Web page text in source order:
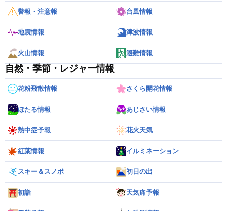
警報・注意報 台風情報
地震情報 津波情報
火山情報 避難情報
自然・季節・レジャー情報
花粉飛散情報 さくら開花情報
ほたる情報 あじさい情報
熱中症予報 花火天気
紅葉情報 イルミネーション
スキー＆スノボ 初日の出
初詣 天気痛予報